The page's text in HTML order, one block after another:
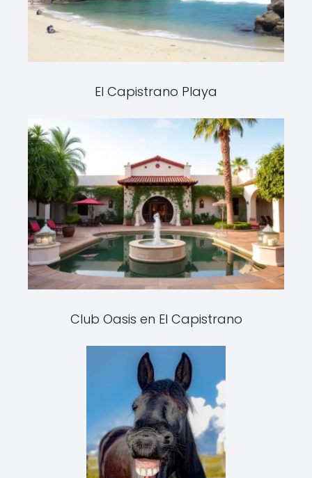
El Capistrano Playa
Club Oasis en El Capistrano